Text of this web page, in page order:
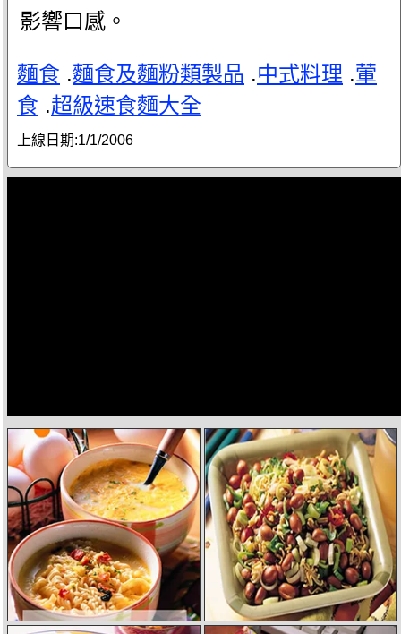
影響口感。
麵食 .麵食及麵粉類製品 .中式料理 .葷
食 .超級速食麵大全
上線日期:1/1/2006